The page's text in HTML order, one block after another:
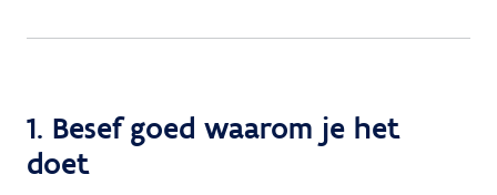
1. Besef goed waarom je het
doet